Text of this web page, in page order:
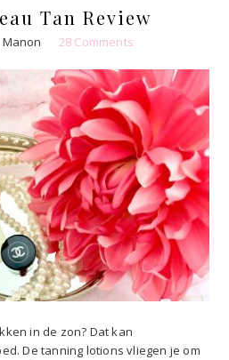
Tan Review
Manon 28 Comments
in de zon? Dat kan
De tanning lotions vliegen je om